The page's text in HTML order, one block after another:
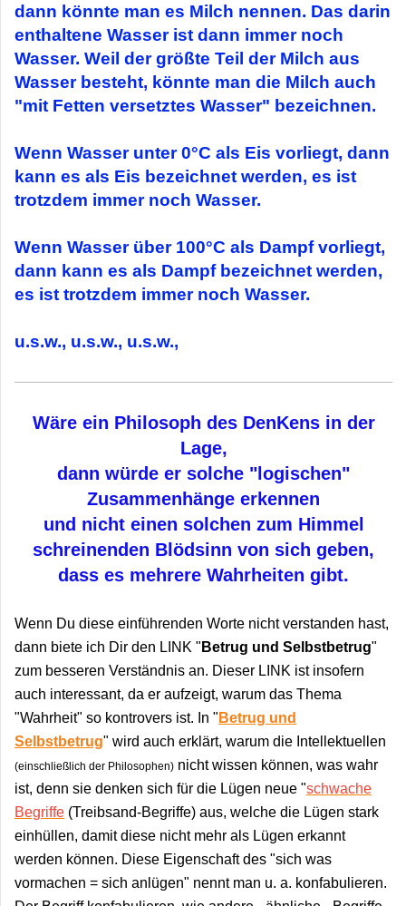
dann könnte man es Milch nennen. Das darin
enthaltene Wasser ist dann immer noch
Wasser. Weil der größte Teil der Milch aus
Wasser besteht, könnte man die Milch auch
"mit Fetten versetztes Wasser" bezeichnen.
Wenn Wasser unter 0°C als Eis vorliegt, dann
kann es als Eis bezeichnet werden, es ist
trotzdem immer noch Wasser.
Wenn Wasser über 100°C als Dampf vorliegt,
dann kann es als Dampf bezeichnet werden,
es ist trotzdem immer noch Wasser.
u.s.w., u.s.w., u.s.w.,
Wäre ein Philosoph des DenKens in der
Lage,
dann würde er solche "logischen"
Zusammenhänge erkennen
und nicht einen solchen zum Himmel
schreinenden Blödsinn von sich geben,
dass es mehrere Wahrheiten gibt.
Wenn Du diese einführenden Worte nicht verstanden hast,
dann biete ich Dir den LINK " Betrug und Selbstbetrug"
zum besseren Verständnis an. Dieser LINK ist insofern
auch interessant, da er aufzeigt, warum das Thema
"Wahrheit" so kontrovers ist. In " Betrug und
Selbstbetrug" wird auch erklärt, warum die Intellektuellen
(einschließlich der Philosophen) nicht wissen können, was wahr
ist, denn sie denken sich für die Lügen neue "schwache
Begriffe (Treibsand-Begriffe) aus, welche die Lügen stark
einhüllen, damit diese nicht mehr als Lügen erkannt
werden können. Diese Eigenschaft des "sich was
vormachen = sich anlügen" nennt man u. a. konfabulieren.